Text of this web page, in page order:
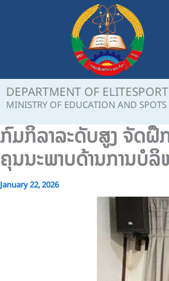
DEPARTMENT OF ELITESPORT
MINISTRY OF EDUCATION AND SPOTS
ກົມກິລາລະດັບສູງ ຈັດຝຶ
ຄຸນນະພາບດ້ານການບໍລິ
January 22, 2026